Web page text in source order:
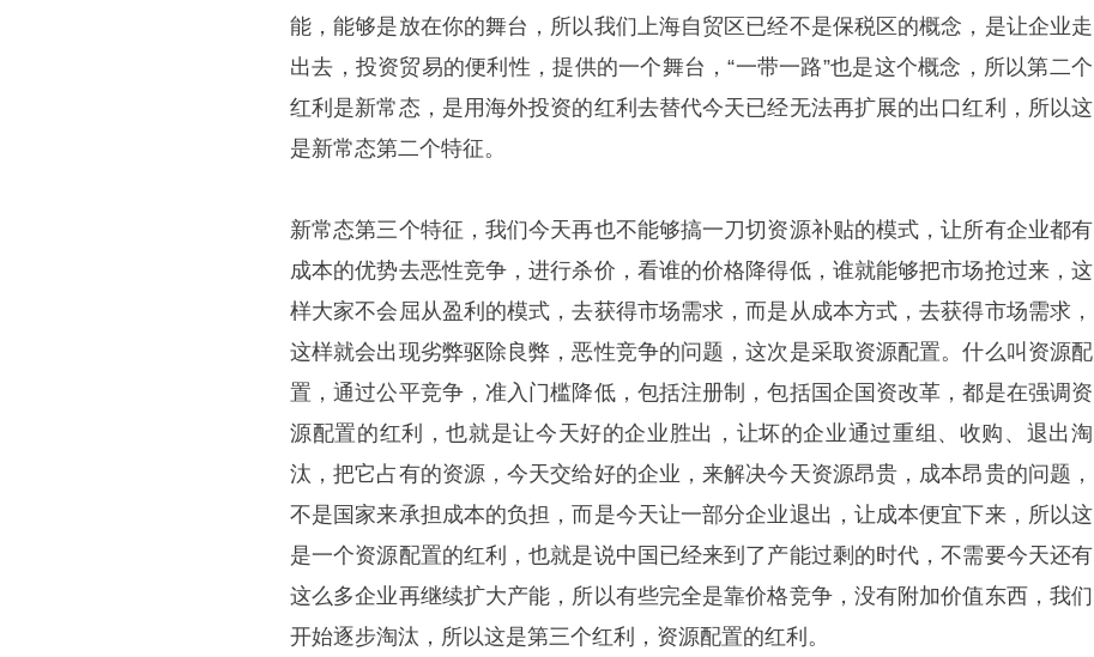
能，能够是放在你的舞台，所以我们上海自贸区已经不是保税区的概念，是让企业走
出去，投资贸易的便利性，提供的一个舞台，“一带一路”也是这个概念，所以第二个
红利是新常态，是用海外投资的红利去替代今天已经无法再扩展的出口红利，所以这
是新常态第二个特征。
新常态第三个特征，我们今天再也不能够搞一刀切资源补贴的模式，让所有企业都有
成本的优势去恶性竞争，进行杀价，看谁的价格降得低，谁就能够把市场抢过来，这
样大家不会屈从盈利的模式，去获得市场需求，而是从成本方式，去获得市场需求，
这样就会出现劣弊驱除良弊，恶性竞争的问题，这次是采取资源配置。什么叫资源配
置，通过公平竞争，准入门槛降低，包括注册制，包括国企国资改革，都是在强调资
源配置的红利，也就是让今天好的企业胜出，让坏的企业通过重组、收购、退出淘
汰，把它占有的资源，今天交给好的企业，来解决今天资源昂贵，成本昂贵的问题，
不是国家来承担成本的负担，而是今天让一部分企业退出，让成本便宜下来，所以这
是一个资源配置的红利，也就是说中国已经来到了产能过剩的时代，不需要今天还有
这么多企业再继续扩大产能，所以有些完全是靠价格竞争，没有附加价值东西，我们
开始逐步淘汰，所以这是第三个红利，资源配置的红利。